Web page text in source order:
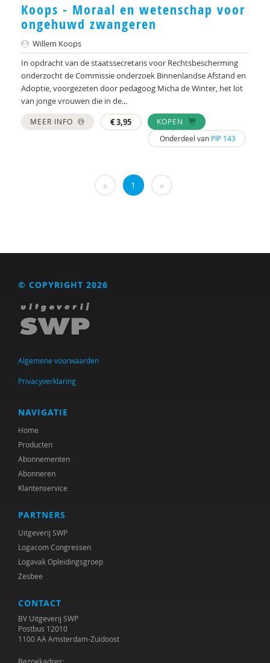
Koops - Moraal en wetenschap voor
ongehuwd zwangeren
Willem Koops
In opdracht van de staatssecretaris voor Rechtsbescherming
onderzocht de Commissie onderzoek Binnenlandse Afstand en
Adoptie, voorgezeten door pedagoog Micha de Winter, het lot
van jonge vrouwen die in de...
MEER INFO €3,95
KOPEN
Onderdeel van PIP 143
« 1 »
© COPYRIGHT 2026
Algemene voorwaarden
Privacyverklaring
NAVIGATIE
Home
Producten
Abonnementen
Abonneren
Klantenservice
PARTNERS
Uitgeverij SWP
Logacom Congressen
Logavak Opleidingsgroep
Zesbee
CONTACT
BV Uitgeverij SWP
Postbus 12010
1100 AA Amsterdam-Zuidoost